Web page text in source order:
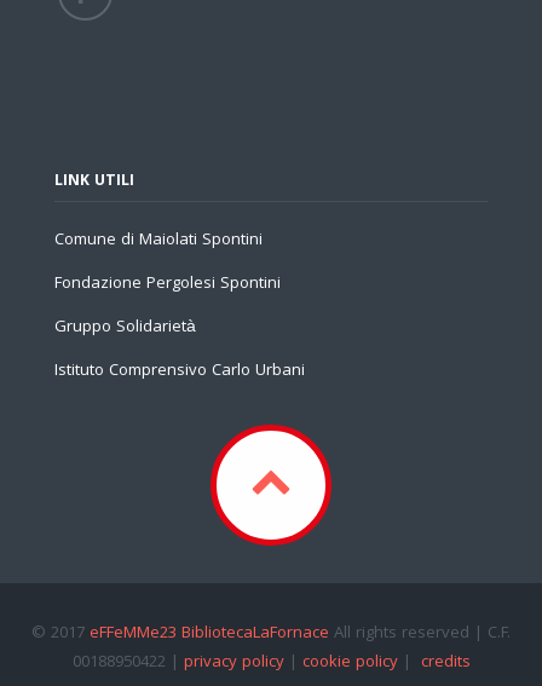
LINK UTILI
Comune di Maiolati Spontini
Fondazione Pergolesi Spontini
Gruppo Solidarietà
Istituto Comprensivo Carlo Urbani
© 2017 eFFeMMe23 BibliotecaLaFornace All rights reserved | C.F.
00188950422 | privacy policy| cookie policy| credits